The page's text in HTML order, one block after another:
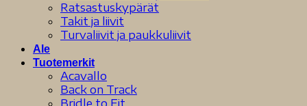
Ratsastuskypärät
Takit ja liivit
Turvaliivit ja paukkuliivit
Ale
Tuotemerkit
Acavallo
Back on Track
Bridle to Fit